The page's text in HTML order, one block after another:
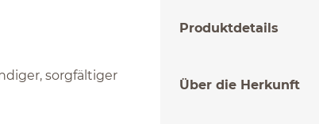
sorgfältiger
Produktdetails
Über die Herkunft